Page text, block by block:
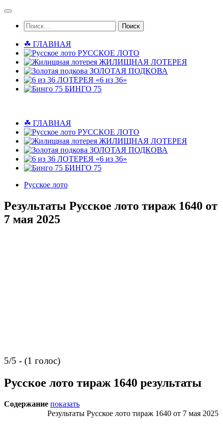
Skip
content Найти:
☘ ГЛАВНАЯ
РУССКОЕ ЛОТО
ЖИЛИЩНАЯ ЛОТЕРЕЯ
ЗОЛОТАЯ ПОДКОВА
ЛОТЕРЕЯ «6 из 36»
БИНГО 75
☘ ГЛАВНАЯ
РУССКОЕ ЛОТО
ЖИЛИЩНАЯ ЛОТЕРЕЯ
ЗОЛОТАЯ ПОДКОВА
ЛОТЕРЕЯ «6 из 36»
БИНГО 75
Русское лото
Результаты Русское лото тираж 1640 от
7 мая 2025
5/5 - (1 голос)
Русское лото тираж 1640 результаты
Содержание показать
Результаты Русское лото тираж 1640 от 7 мая 2025